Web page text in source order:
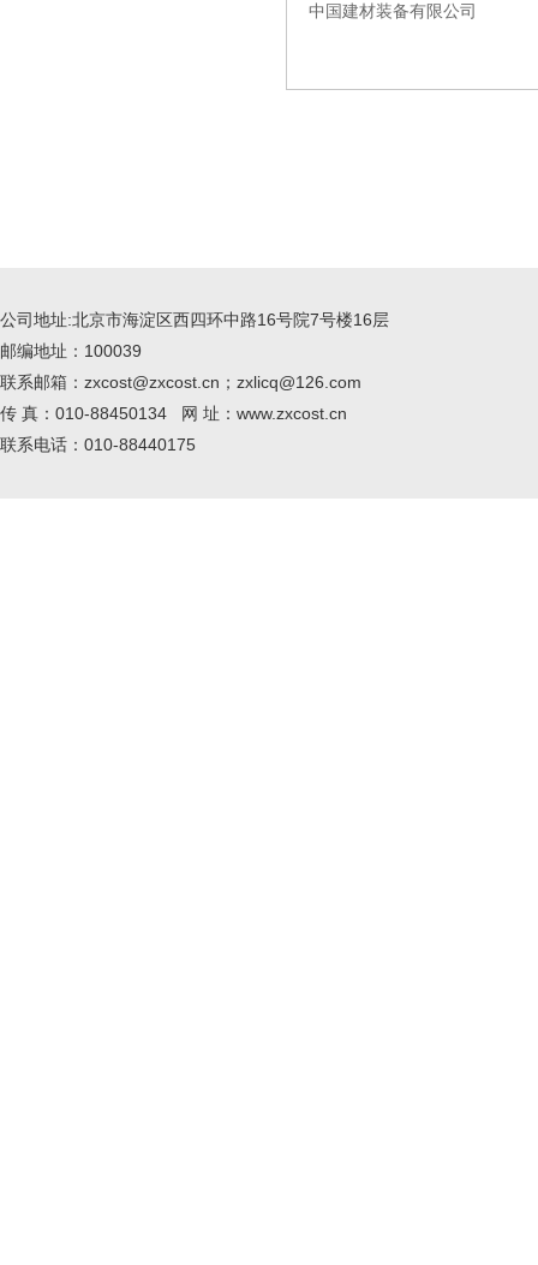
中国建材装备有限公司
公司地址:北京市海淀区西四环中路16号院7号楼16层
邮编地址：100039
联系邮箱：zxcost@zxcost.cn；zxlicq@126.com
传 真：010-88450134 网 址：www.zxcost.cn
联系电话：010-88440175